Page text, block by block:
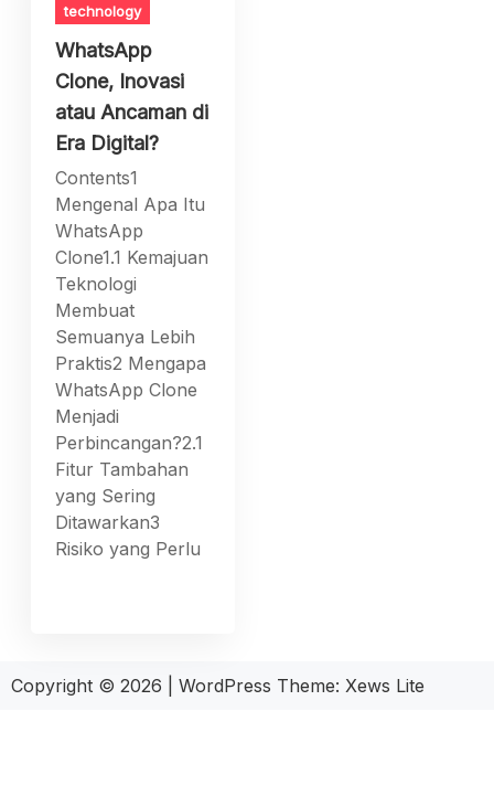
technology
WhatsApp
Clone, Inovasi
atau Ancaman di
Era Digital?
Contents1
Mengenal Apa Itu
WhatsApp
Clone1.1 Kemajuan
Teknologi
Membuat
Semuanya Lebih
Praktis2 Mengapa
WhatsApp Clone
Menjadi
Perbincangan?2.1
Fitur Tambahan
yang Sering
Ditawarkan3
Risiko yang Perlu
Copyright © 2026 WordPress Theme: Xews Lite